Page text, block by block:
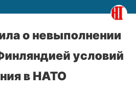
о невыполнении
условий
в НАТО